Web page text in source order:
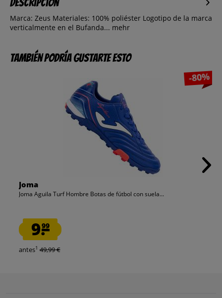
Descripción
Marca: Zeus Materiales: 100% poliéster Logotipo de la marca
verticalmente en el Bufanda... mehr
También podría gustarte esto
-80%
Joma
Joma Aguila Turf Hombre Botas de fútbol con suela...
9.99
antes1 49,99 €